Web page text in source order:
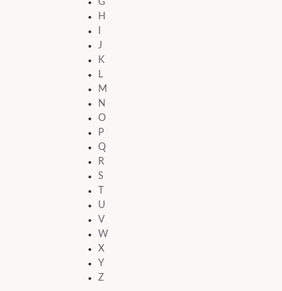
G
H
J
K
L
M
N
O
P
Q
R
S
U
V
W
X
Y
Z